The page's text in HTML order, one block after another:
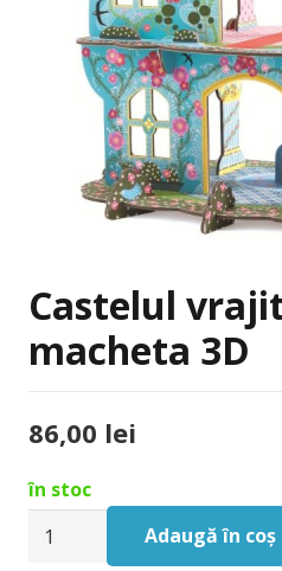
Castelul
macheta 3D
86,00 lei
în stoc
Cantitate
Adaugă în coș